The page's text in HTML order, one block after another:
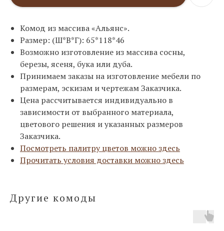
Комод из массива «Альянс».
Размер: (Ш*В*Г): 65*118*46
Возможно изготовление из массива сосны,
березы, ясеня, бука или дуба.
Принимаем заказы на изготовление мебели по
размерам, эскизам и чертежам Заказчика.
Цена рассчитывается индивидуально в
зависимости от выбранного материала,
цветового решения и указанных размеров
Заказчика.
Посмотреть палитру цветов можно здесь
Прочитать условия доставки можно здесь
Другие комоды